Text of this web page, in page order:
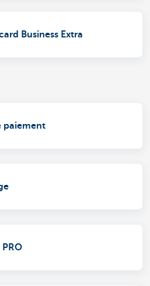
Business Extra
paiement